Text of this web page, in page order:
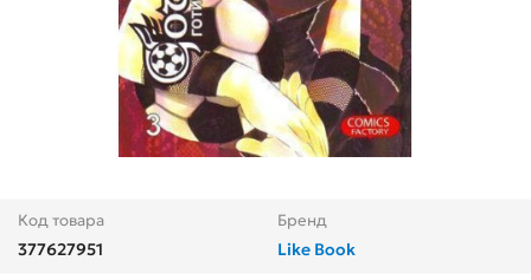
Код товара
377627951
Бренд
Like Book